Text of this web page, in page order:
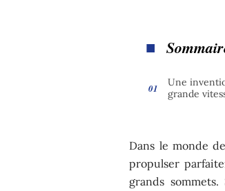
Une
grande
Dans le monde
propulser
grands